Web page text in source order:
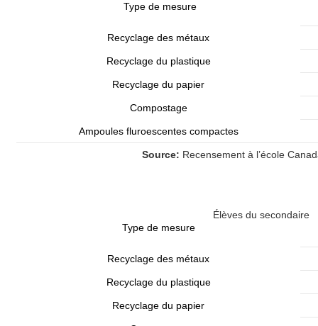
Type de mesure
Recyclage des métaux
Recyclage du plastique
Recyclage du papier
Compostage
Ampoules fluroescentes compactes
Source: Recensement à l’école
Élèves du secondaire
Type de mesure
Recyclage des métaux
Recyclage du plastique
Recyclage du papier